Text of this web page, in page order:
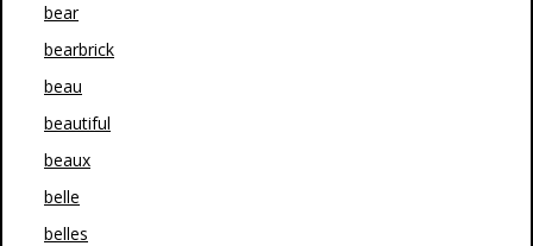
bear
bearbrick
beau
beautiful
beaux
belle
belles